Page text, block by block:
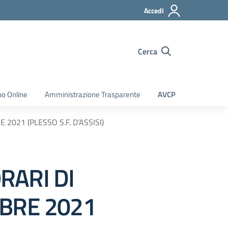
Accedi
Cerca
Online Amministrazione Trasparente AVCP
(PLESSO S.F. D’ASSISI)
DI
2021